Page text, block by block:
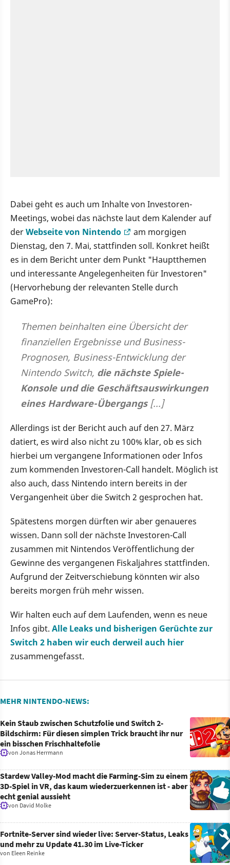
Dabei geht es auch um Inhalte von Investoren-
Meetings, wobei das nächste laut dem Kalender auf
derWebseite von Nintendo
am morgigen
Dienstag, den 7. Mai, stattfinden soll. Konkret heißt
es in dem Bericht unter dem Punkt "Hauptthemen
und interessante Angelegenheiten für Investoren"
(Hervorhebung der relevanten Stelle durch
GamePro):
Themen beinhalten eine Übersicht der
finanziellen Ergebnisse und Business-
Prognosen, Business-Entwicklung der
Nintendo Switch, die nächste Spiele-
Konsole und die Geschäftsauswirkungen
eines Hardware-Übergangs[...]
Allerdings ist der Bericht auch auf den 27. März
datiert, es wird also nicht zu 100% klar, ob es sich
hierbei um vergangene Informationen oder Infos
zum kommenden Investoren-Call handelt. Möglich ist
also auch, dass Nintendo intern bereits in der
Vergangenheit über die Switch 2 gesprochen hat.
Spätestens morgen dürften wir aber genaueres
wissen. Dann soll der nächste Investoren-Call
zusammen mit Nintendos Veröffentlichung der
Gewinne des vergangenen Fiskaljahres stattfinden.
Aufgrund der Zeitverschiebung könnten wir also
bereits morgen früh mehr wissen.
Wir halten euch auf dem Laufenden, wenn es neue
Infos gibt. Alle Leaks und bisherigen Gerüchte zur
Switch 2 haben wir euch derweil auch hier
zusammengefasst.
MEHR NINTENDO-NEWS:
Kein Staub zwischen Schutzfolie und Switch 2-
Bildschirm: Für diesen simplen Trick braucht ihr nur
ein bisschen Frischhaltefolie
von Jonas Herrmann
Stardew Valley-Mod macht die Farming-Sim zu einem
3D-Spiel in VR, das kaum wiederzuerkennen ist - aber
echt genial aussieht
von David Molke
Fortnite-Server sind wieder live: Server-Status, Leaks
und mehr zu Update 41.30 im Live-Ticker
von Eleen Reinke